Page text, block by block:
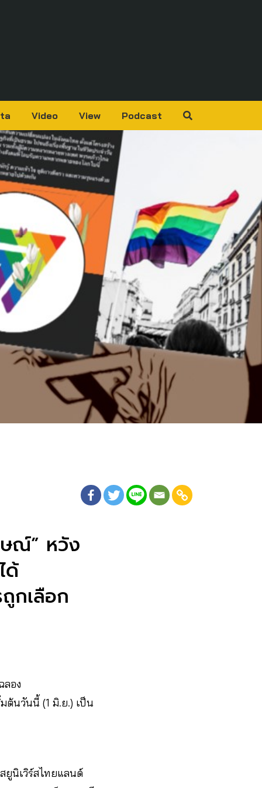
Video View Podcast
ณ์” หวัง
ด้
กเลือก
ลอง
ต้นวันนี้ (1 มิ.ย.) เป็น
ยูนิเวิร์สไทยแลนด์